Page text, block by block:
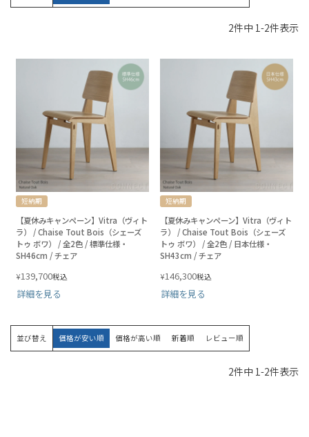
2件中 1 -2件表示
短納期
【夏休みキャンペーン】Vitra（ヴィト
ラ） / Chaise Tout Bois（シェーズ
トゥ ボワ） / 全2色 / 標準仕様・
SH46cm / チェア
¥139,700税込
詳細を見る
短納期
【夏休みキャンペーン】Vitra（ヴィト
ラ） / Chaise Tout Bois（シェーズ
トゥ ボワ） / 全2色 / 日本仕様・
SH43cm / チェア
¥146,300税込
詳細を見る
並び替え 価格が安い順 価格が高い順 新着順 レビュー順
2件中 1-2件表示